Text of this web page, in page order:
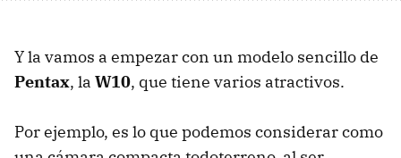
Y la vamos a empezar con un modelo sencillo de
Pentax, la W10, que tiene varios atractivos.
Por ejemplo, es lo que podemos considerar como